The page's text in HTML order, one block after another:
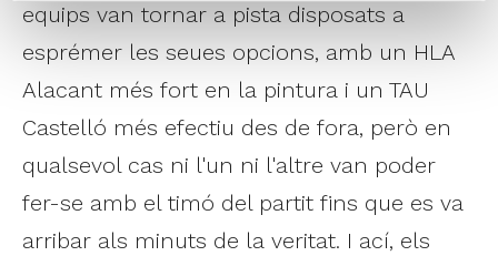
equips van tornar a pista disposats a
esprémer les seues opcions, amb un HLA
Alacant més fort en la pintura i un TAU
Castelló més efectiu des de fora, però en
qualsevol cas ni l'un ni l'altre van poder
fer-se amb el timó del partit fins que es va
arribar als minuts de la veritat. I ací, els